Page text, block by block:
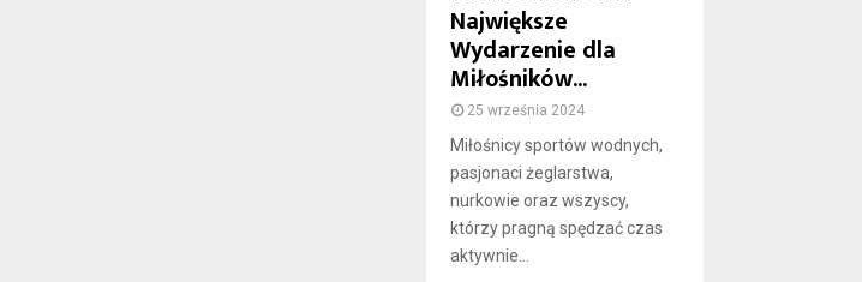
Największe
Wydarzenie dla
Miłośników...
25 września 2024
Miłośnicy sportów wodnych,
pasjonaci żeglarstwa,
nurkowie oraz wszyscy,
którzy pragną spędzać czas
aktywnie...